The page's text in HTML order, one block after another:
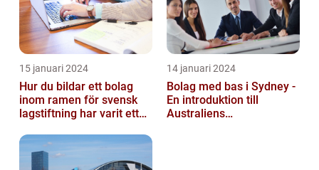
15 januari 2024
Hur du bildar ett bolag
inom ramen för svensk
lagstiftning har varit ett
läng...
14 januari 2024
Bolag med bas i Sydney -
En introduktion till
Australiens